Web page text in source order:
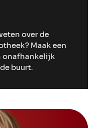
over de
Maak een
onafhankelijk
buurt.